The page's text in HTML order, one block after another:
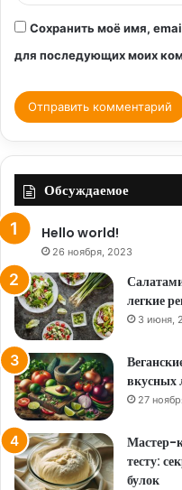
Сохранить моё имя,
для последующих моих
Обсуждаемое
Hello world!
26 ноября, 2023
легкие
3 июня,
вкусных
27
Мастер-
тесту:
булок